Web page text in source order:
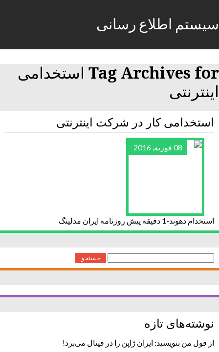
سیستم اطلاع رسانی
Tag Archives for استخدامی
اینترنتی
استخدامی کار در شرکت اینترنتی
08 فوریه, 2016
استخدام دهوند-1 دقیقه پیش روزنامه ایران مدلینگ
جستجو
برای:
نوشته‌های تازه
از قول من بنویسید: ایران ژاپن را در فینال می‌برد!